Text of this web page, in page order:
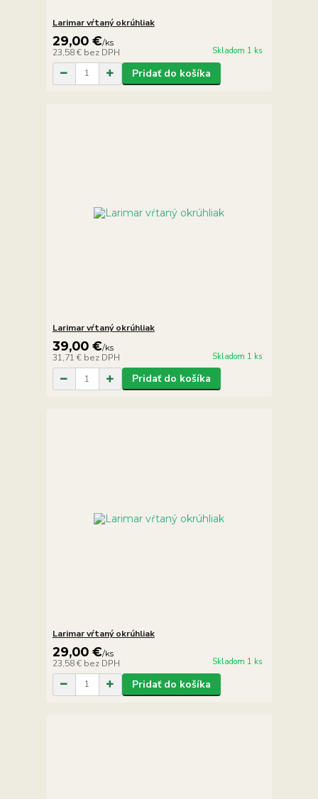
Larimar vŕtaný okrúhliak
29,00 €/ks
23,58 € bez DPH Skladom 1 ks
Pridať do košíka
Larimar vŕtaný okrúhliak
39,00 €/ks
31,71 € bez DPH Skladom 1 ks
Pridať do košíka
Larimar vŕtaný okrúhliak
29,00 €/ks
23,58 € bez DPH Skladom 1 ks
Pridať do košíka